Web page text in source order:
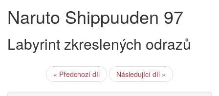
Naruto Shippuuden 97
Labyrint zkreslených odrazů
« Předchozí díl Následující díl »